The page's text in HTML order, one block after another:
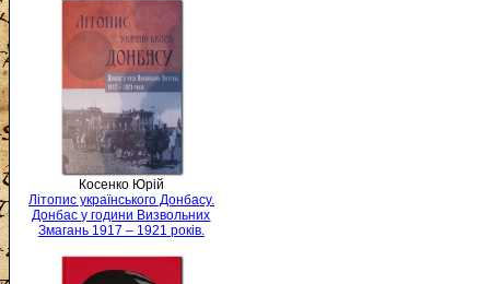
Косенко Юрій
Літопис українського Донбасу.
Донбас у години Визвольних
Змагань 1917 – 1921 років.